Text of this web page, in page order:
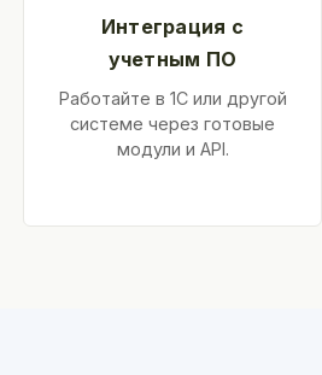
Интеграция с
учетным ПО
Работайте в 1С или другой
системе через готовые
модули и API.